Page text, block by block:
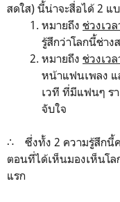
สดใส) นี้น่าจะสื่อได้ 2 แ
หมายถึง ช่วงเว
รู้สึกว่าโลกนี้ช่าง
หมายถึง ช่วงเว
หน้าแฟนเพลง
เวที ที่มีแฟนๆ ร
จับใจ
∴ ซึ่งทั้ง 2 ความรู้สึกนี้ค
ตอนที่ได้เห็นมองเห็นโล
แรก